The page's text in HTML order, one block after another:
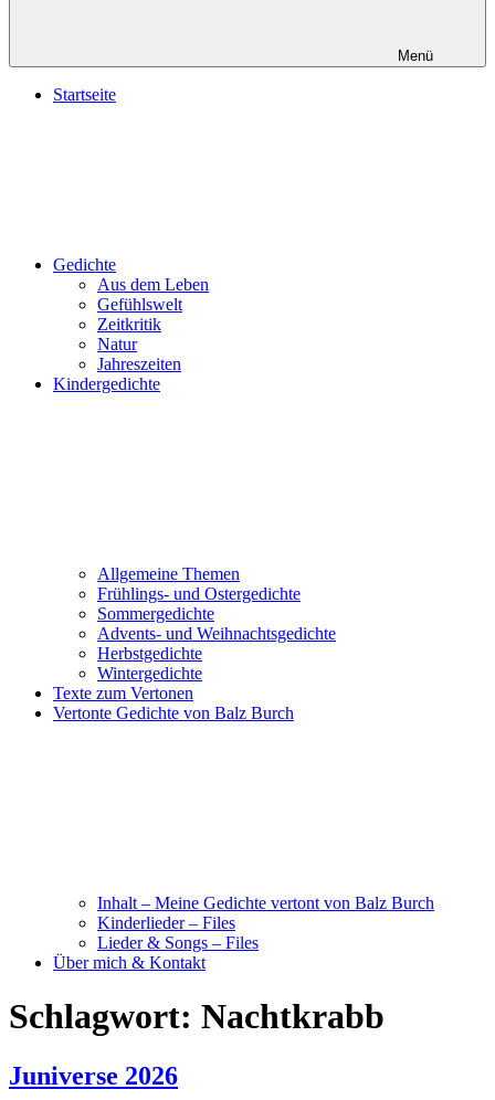
Menü
Startseite
Gedichte
Aus dem Leben
Gefühlswelt
Zeitkritik
Natur
Jahreszeiten
Kindergedichte
Allgemeine Themen
Frühlings- und Ostergedichte
Sommergedichte
Advents- und Weihnachtsgedichte
Herbstgedichte
Wintergedichte
Texte zum Vertonen
Vertonte Gedichte von Balz Burch
Inhalt – Meine Gedichte vertont von Balz Burch
Kinderlieder – Files
Lieder & Songs – Files
Über mich & Kontakt
Schlagwort: Nachtkrabb
Juniverse 2026